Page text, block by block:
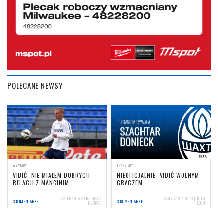
POLECANE NEWSY
WYWIADY
VIDIĆ: NIE MIAŁEM DOBRYCH
RELACJI Z MANCINIM
3 KOMENTARZE 3 SIERPNIA 2016 | 16:53
INV3RSE
TRANSFERY
NIEOFICJALNIE: VIDIĆ WOLNYM
GRACZEM
3 KOMENTARZE 13 STYCZNIA 2016 | 10:54
LOON